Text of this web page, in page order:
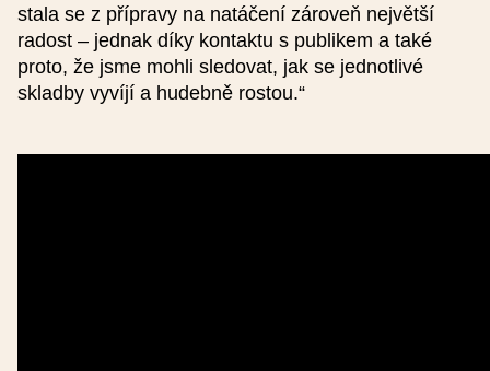
stala se z přípravy na natáčení zároveň největší
radost – jednak díky kontaktu s publikem a také
proto, že jsme mohli sledovat, jak se jednotlivé
skladby vyvíjí a hudebně rostou.“
Snížená cena
Rodinné vstupné